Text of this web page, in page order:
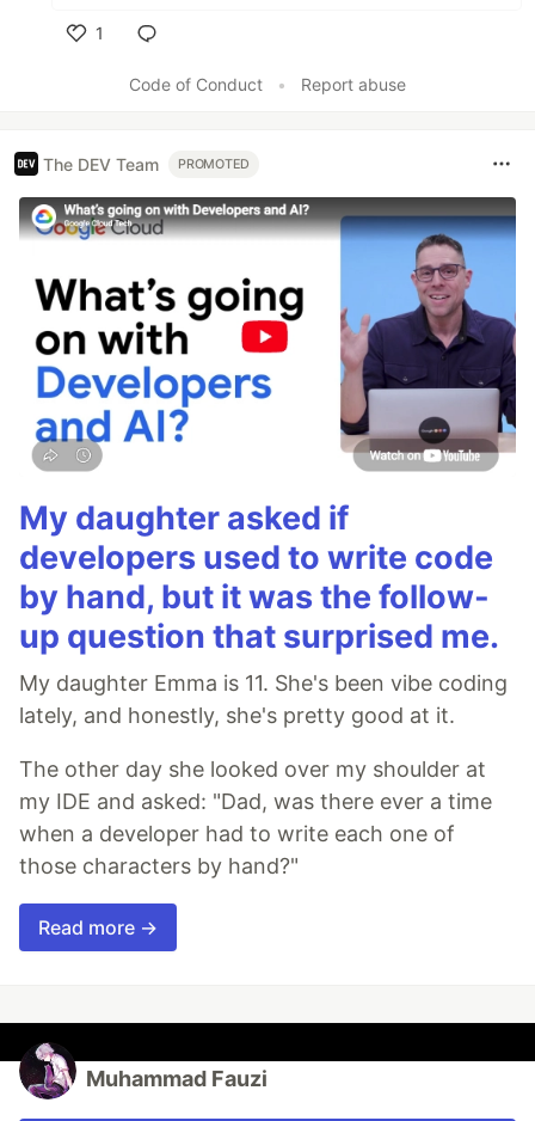
1
Code of Conduct
• Report abuse
The DEV Team PROMOTED
My daughter asked if
developers used to write code
by hand, but it was the follow-
up question that surprised me.
My daughter Emma is 11. She's been vibe coding
lately, and honestly, she's pretty good at it.
The other day she looked over my shoulder at
my IDE and asked: "Dad, was there ever a time
when a developer had to write each one of
those characters by hand?"
Read more →
Muhammad Fauzi